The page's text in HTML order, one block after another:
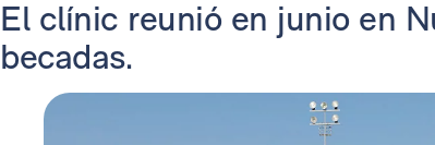
El clínic reunió en junio en
becadas.